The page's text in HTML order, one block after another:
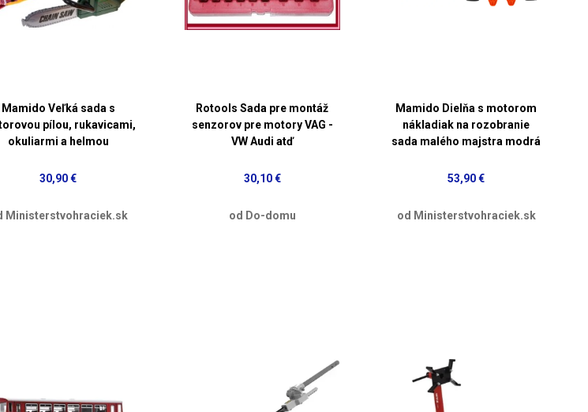
Mamido Veľká sada s
pílou, rukavicami,
okuliarmi a helmou
30,90 €
Ministerstvohraciek.sk
Rotools Sada pre montáž
senzorov pre motory VAG -
VW Audi atď
30,10 €
od Do-domu
Mamido Dielňa s motorom
nákladiak na rozobranie
sada malého majstra modrá
53,90 €
od Ministerstvohraciek.sk